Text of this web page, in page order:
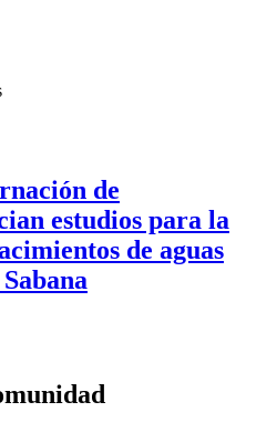
de
estudios para la
de aguas